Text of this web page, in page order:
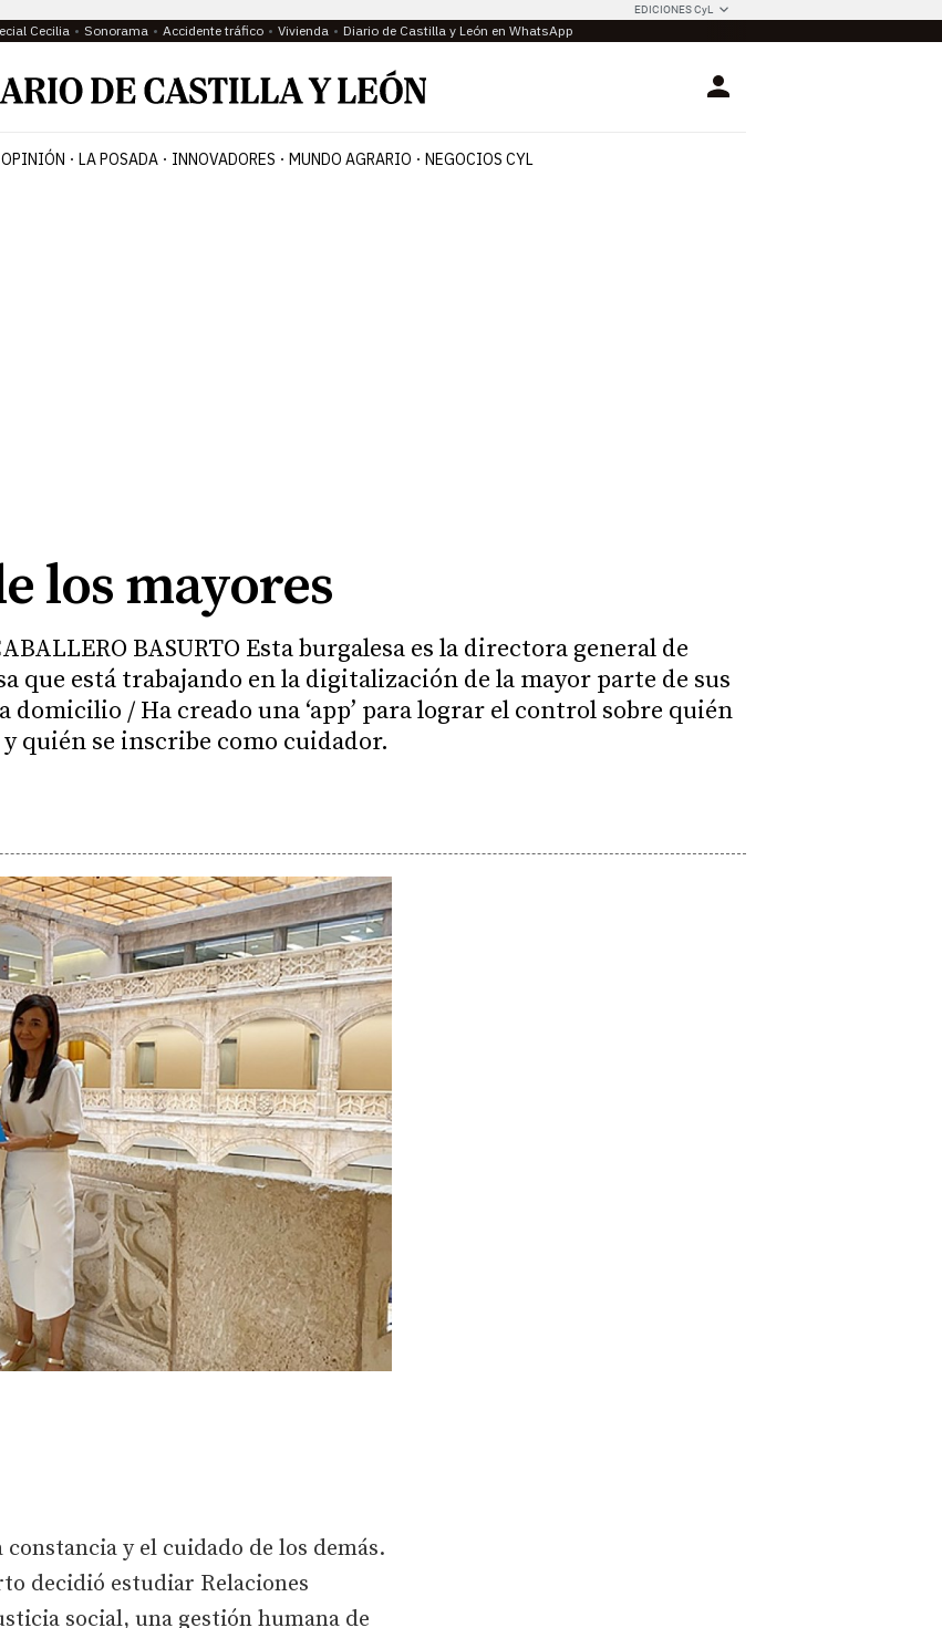
EDICIONES CyL
Cecilia Sonorama Accidente tráfico Vivienda Diario de Castilla y León en WhatsApp
Login
OPINIÓN LA POSADA INNOVADORES MUNDO AGRARIO NEGOCIOS CYL
los mayores
BASURTO Esta burgalesa es la directora general de
que está trabajando en la digitalización de la mayor parte de sus
domicilio / Ha creado una ‘app’ para lograr el control sobre quién
quién se inscribe como cuidador.
y el cuidado de los demás.
decidió estudiar Relaciones
social, una gestión humana de